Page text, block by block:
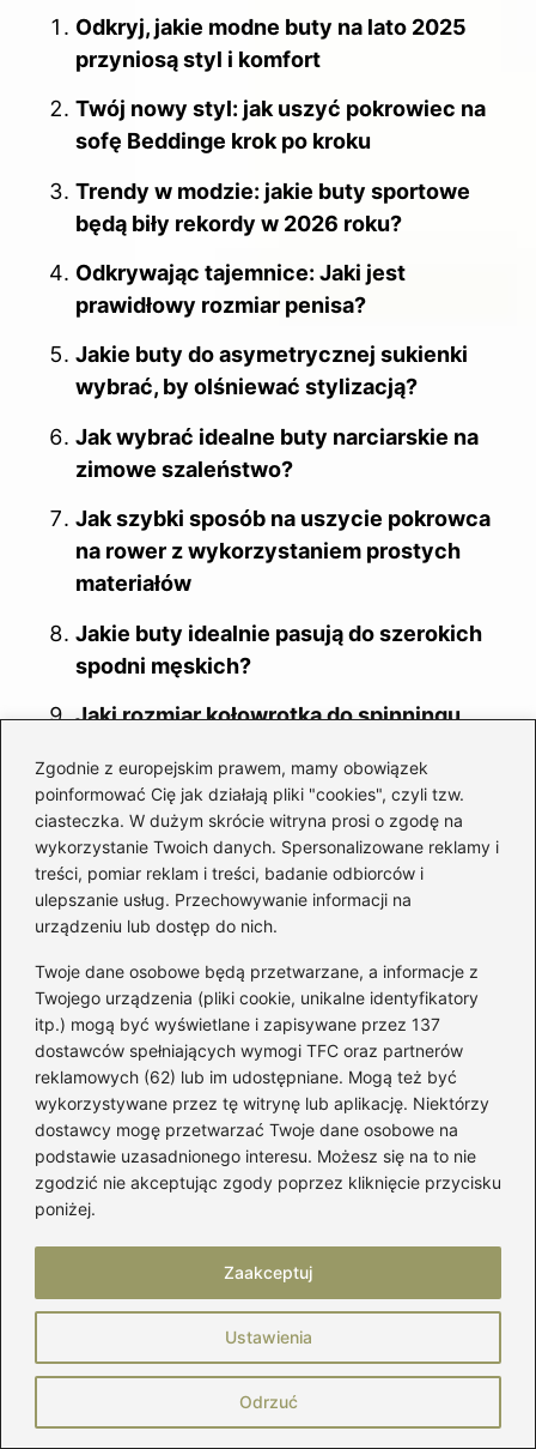
Zgodnie z europejskim prawem, mamy obowiązek
poinformować Cię jak działają pliki "cookies", czyli tzw.
ciasteczka. W dużym skrócie witryna prosi o zgodę na
wykorzystanie Twoich danych. Spersonalizowane reklamy i
treści, pomiar reklam i treści, badanie odbiorców i
ulepszanie usług. Przechowywanie informacji na
urządzeniu lub dostęp do nich.
Twoje dane osobowe będą przetwarzane, a informacje z
Twojego urządzenia (pliki cookie, unikalne identyfikatory
itp.) mogą być wyświetlane i zapisywane przez 137
dostawców spełniających wymogi TFC oraz partnerów
reklamowych (62) lub im udostępniane. Mogą też być
wykorzystywane przez tę witrynę lub aplikację. Niektórzy
dostawcy mogę przetwarzać Twoje dane osobowe na
podstawie uzasadnionego interesu. Możesz się na to nie
zgodzić nie akceptując zgody poprzez kliknięcie przycisku
poniżej.
Ustawienia
Odrzuć
Zaakceptuj
Odkryj, jakie modne buty na lato 2025
przyniosą styl i komfort
Twój nowy styl: jak uszyć pokrowiec na
sofę Beddinge krok po kroku
Trendy w modzie: jakie buty sportowe
będą biły rekordy w 2026 roku?
Odkrywając tajemnice: Jaki jest
prawidłowy rozmiar penisa?
Jakie buty do asymetrycznej sukienki
wybrać, by olśniewać stylizacją?
Jak wybrać idealne buty narciarskie na
zimowe szaleństwo?
Jak szybki sposób na uszycie pokrowca
na rower z wykorzystaniem prostych
materiałów
Jakie buty idealnie pasują do szerokich
spodni męskich?
Jaki rozmiar kołowrotka do spinningu
sukces?
Najcieplejsze buty na zimę – jak je
wybrać, aby nie zmarznąć?
Marek Piotrowski
Nazywam się Marek i od lat zgłębiam świat kobiecej mody,
w którym buty odgrywają pierwszoplanową rolę. Na
mójbut.pl pokazuję, że dobry styl zaczyna się od solidnej
eleganckich oxfordach, wygodnych sneakersach,
klasycznych loafersach czy butach, które przetrwają każdą
pogodę.
Moda dla pań to dla mnie nie tylko ubrania, ale sposób
wyrażania siebie. Na blogu znajdziesz testy butów,
praktyczne porady dotyczące pielęgnacji obuwia, recenzje
marek, zestawienia najciekawszych trendów, a także
wskazówki, jak łączyć buty z garderobą, by wyglądać